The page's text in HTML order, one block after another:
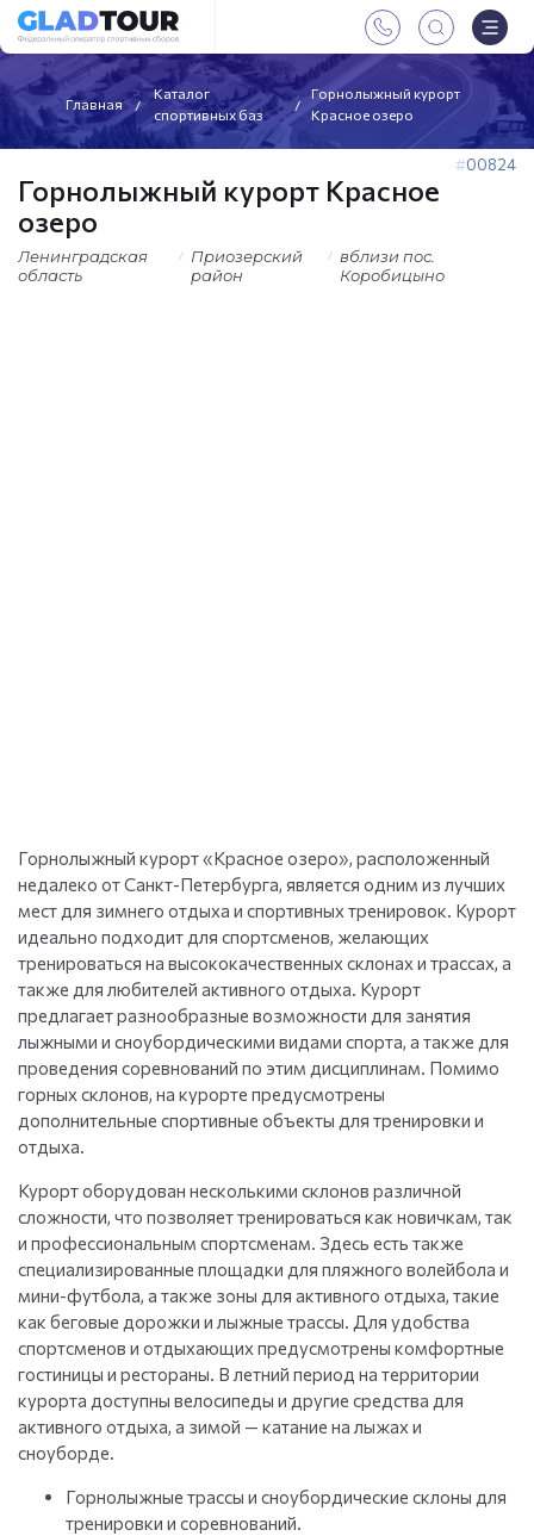
Главная
Каталог
спортивных баз
Горнолыжный курорт
Красное озеро
00824
Горнолыжный курорт Красное
озеро
Ленинградская
область
Приозерский
район
вблизи пос.
Коробицыно
Горнолыжный курорт «Красное озеро», расположенный
недалеко от Санкт-Петербурга, является одним из лучших
мест для зимнего отдыха и спортивных тренировок. Курорт
идеально подходит для спортсменов, желающих
тренироваться на высококачественных склонах и трассах, а
также для любителей активного отдыха. Курорт
предлагает разнообразные возможности для занятия
лыжными и сноубордическими видами спорта, а также для
проведения соревнований по этим дисциплинам. Помимо
горных склонов, на курорте предусмотрены
дополнительные спортивные объекты для тренировки и
отдыха.
Курорт оборудован несколькими склонов различной
сложности, что позволяет тренироваться как новичкам, так
и профессиональным спортсменам. Здесь есть также
специализированные площадки для пляжного волейбола и
мини-футбола, а также зоны для активного отдыха, такие
как беговые дорожки и лыжные трассы. Для удобства
спортсменов и отдыхающих предусмотрены комфортные
гостиницы и рестораны. В летний период на территории
курорта доступны велосипеды и другие средства для
активного отдыха, а зимой — катание на лыжах и
сноуборде.
Горнолыжные трассы и сноубордические склоны для
тренировки и соревнований.